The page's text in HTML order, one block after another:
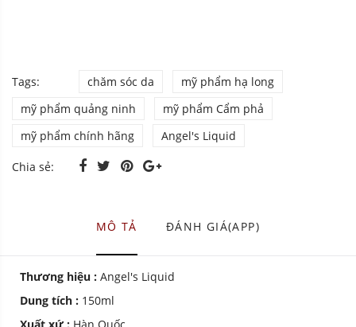
Tags: chăm sóc da
mỹ phẩm hạ long
mỹ phẩm quảng ninh
mỹ phẩm Cẩm phả
mỹ phẩm chính hãng
Angel's Liquid
Chia sẻ:
MÔ TẢ ĐÁNH GIÁ(APP)
Thương hiệu : Angel's Liquid
Dung tích : 150ml